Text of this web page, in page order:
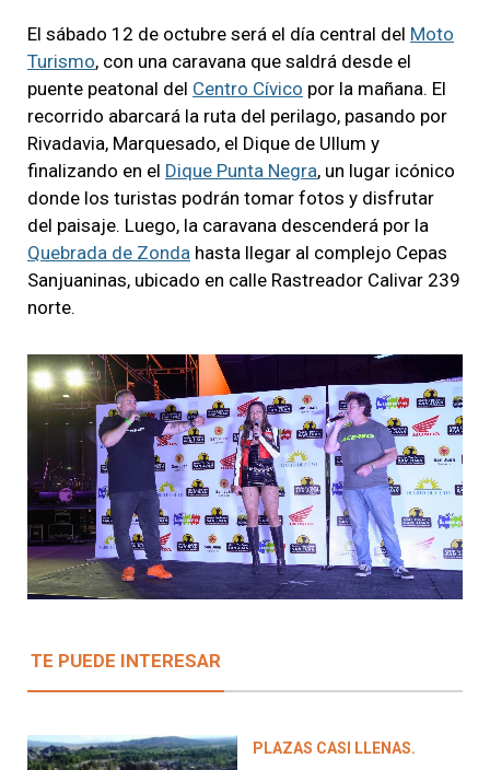
El sábado 12 de octubre será el día central del Moto
Turismo, con una caravana que saldrá desde el
puente peatonal del Centro Cívico por la mañana. El
recorrido abarcará la ruta del perilago, pasando por
Rivadavia, Marquesado, el Dique de Ullum y
finalizando en el Dique Punta Negra, un lugar icónico
donde los turistas podrán tomar fotos y disfrutar
del paisaje. Luego, la caravana descenderá por la
Quebrada de Zonda hasta llegar al complejo Cepas
Sanjuaninas, ubicado en calle Rastreador Calivar 239
norte.
TE PUEDE INTERESAR
PLAZAS CASI LLENAS.